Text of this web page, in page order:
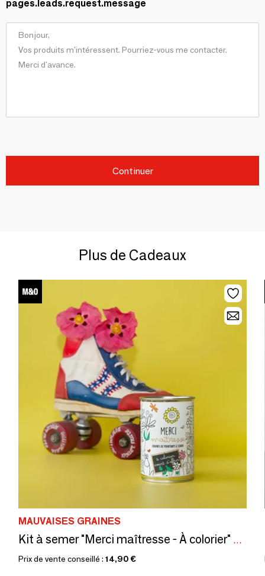
pages.leads.request.message
Continuer
Plus de Cadeaux
MAUVAISES GRAINES
Kit à semer "Merci maîtresse - À colorier" Fabriqué en France
Prix de vente conseillé : 14,90 €